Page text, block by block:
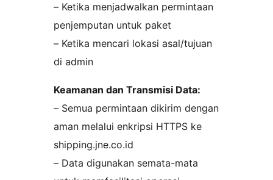
– Ketika menjadwalkan permintaan
penjemputan untuk paket
– Ketika mencari lokasi asal/tujuan
di admin
Keamanan dan Transmisi Data:
– Semua permintaan dikirim dengan
aman melalui enkripsi HTTPS ke
shipping.jne.co.id
– Data digunakan semata-mata